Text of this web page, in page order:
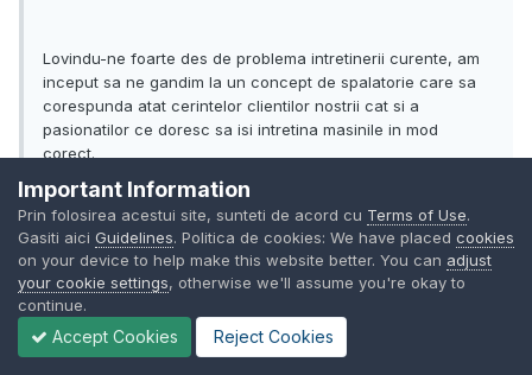
Lovindu-ne foarte des de problema intretinerii curente, am
inceput sa ne gandim la un concept de spalatorie care sa
corespunda atat cerintelor clientilor nostrii cat si a
pasionatilor ce doresc sa isi intretina masinile in mod
corect.
As dori cateva opinii referitoare la:
1. Concept de self wash cu rezervarea unei rampe complet
echipate pentru o perioada de timp / spalarea executata de
un personal bine instruit si platit / ambele variante in funtie
de necesitate dar cu costuri mai mari pentru a doua
varianta ( cu personal );
Important Information
Prin folosirea acestui site, sunteti de acord cu Terms of Use.
Gasiti aici Guidelines. Politica de cookies: We have placed cookies
on your device to help make this website better. You can adjust
your cookie settings, otherwise we'll assume you're okay to
continue.
Accept Cookies Reject Cookies